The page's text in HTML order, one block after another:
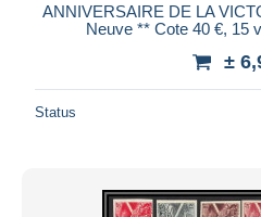
Endet in
Preis
ANNIVERSAIRE DE LA
Neuve ** Cote 40 €, 15
±
Status